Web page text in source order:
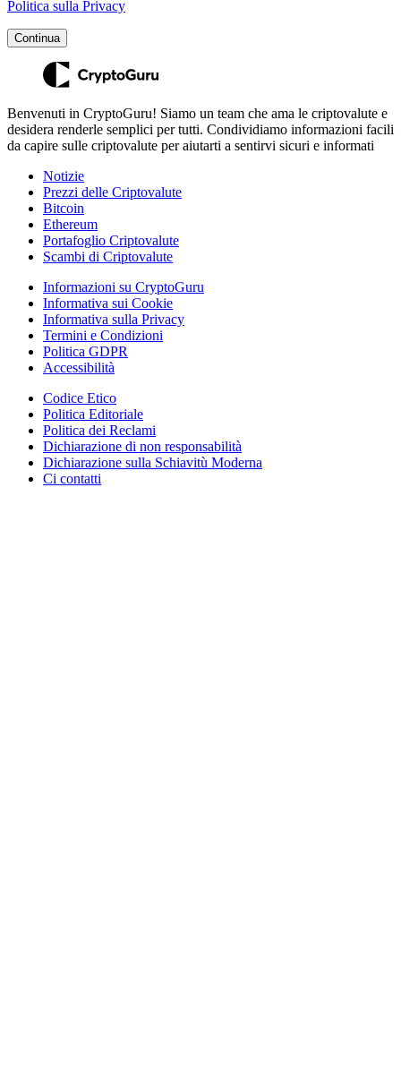
Politica sulla Privacy
Continua
Benvenuti in CryptoGuru! Siamo un team che ama le criptovalute e
desidera renderle semplici per tutti. Condividiamo informazioni facili
da capire sulle criptovalute per aiutarti a sentirvi sicuri e informati
Notizie
Prezzi delle Criptovalute
Bitcoin
Ethereum
Portafoglio Criptovalute
Scambi di Criptovalute
Informazioni su CryptoGuru
Informativa sui Cookie
Informativa sulla Privacy
Termini e Condizioni
Politica GDPR
Accessibilità
Codice Etico
Politica Editoriale
Politica dei Reclami
Dichiarazione di non responsabilità
Dichiarazione sulla Schiavitù Moderna
Ci contatti